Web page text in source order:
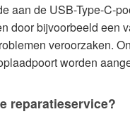
aan de USB-Type-C-
door bijvoorbeeld een
veroorzaken.
worden
reparatieservice?